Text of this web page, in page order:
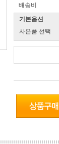
배송비
기본옵션
사은품 선택